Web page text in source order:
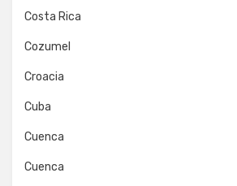
Costa Rica
Cozumel
Croacia
Cuba
Cuenca
Cuenca